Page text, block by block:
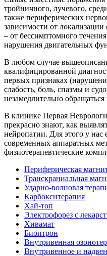
тройничного, лучевого,
также периферических
зависимости от
– от бессимптомного
нарушения двигательных
В любом случае
квалифицированной
первых признаках
слабость, боль, спазмы и
незамедлительно
В клинике Первая
прекрасно знают, как
нейропатии. Для этого у нас
современных аппаратных
физиотерапевтические
Периферическая
Транскраниальная
Ударно-волновая
Карбокситерапия
Хай-топ
Электрофорез с
Хивамат
Биоптрон
Внутривенная
Внутривенное и